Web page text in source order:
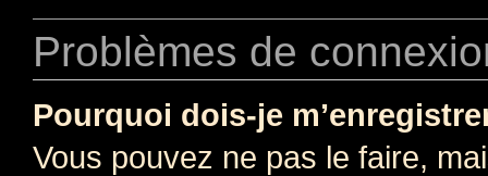
Problèmes de
Pourquoi dois-je
Vous pouvez ne pas le faire,